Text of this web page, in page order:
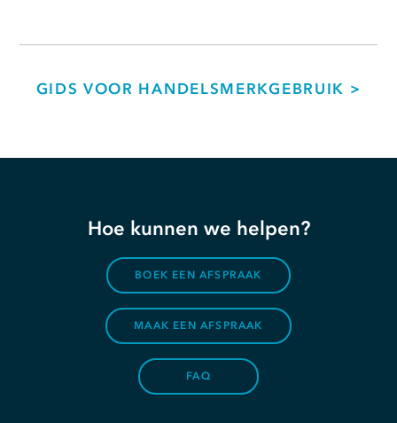
GIDS VOOR HANDELSMERKGEBRUIK >
Hoe kunnen we helpen?
BOEK EEN AFSPRAAK
MAAK EEN AFSPRAAK
FAQ